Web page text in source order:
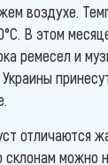
воздухе.
В этом
ремесел и
отличаются
можно